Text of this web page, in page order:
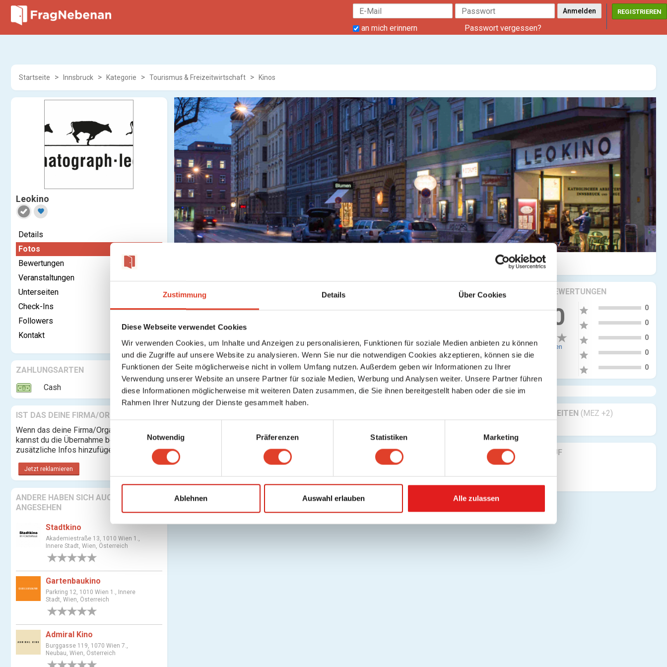
Zustimmung Details Über Cookies
Diese Webseite verwendet Cookies
Wir verwenden Cookies, um Inhalte und Anzeigen zu personalisieren, Funktionen für soziale Medien anbieten zu können
und die Zugriffe auf unsere Website zu analysieren. Wenn Sie nur die notwendigen Cookies akzeptieren, können sie die
Funktionen der Seite möglicherweise nicht in vollem Umfang nutzen. Außerdem geben wir Informationen zu Ihrer
Verwendung unserer Website an unsere Partner für soziale Medien, Werbung und Analysen weiter. Unsere Partner führen
diese Informationen möglicherweise mit weiteren Daten zusammen, die Sie ihnen bereitgestellt haben oder die sie im
Rahmen Ihrer Nutzung der Dienste gesammelt haben.
n
l
g
n
u
l
Notwendig Präferenzen Statistiken Marketing
Ablehnen Auswahl erlauben Alle zulassen
an mich erinnern Passwort vergessen?
REGISTRIEREN
Startseite Innsbruck Kategorie Tourismus & Freizeitwirtschaft Kinos
Leokino
favorite
Details
Fotos
Bewertungen
Veranstaltungen
Unterseiten
Check-Ins
Followers
Kontakt
ZAHLUNGSARTEN
Cash
IST DAS DEINE FIRMA/ORGANISATION?
Wenn das deine Firma/Organisation ist,
kannst du die Übernahme beantragen und
zusätzliche Infos hinzufügen.
Jetzt reklamieren
ANDERE HABEN SICH AUCH
ANGESEHEN
Stadtkino
Akademiestraße 13, 1010 Wien 1.,
Innere Stadt, Wien, Österreich
Gartenbaukino
Parkring 12, 1010 Wien 1., Innere
Stadt, Wien, Österreich
Admiral Kino
Burggasse 119, 1070 Wien 7.,
Neubau, Wien, Österreich
KRITIKEN & BEWERTUNGEN
0.00
0 Bewertungen
star 0
star 0
star 0
star 0
star 0
GESCHÄFTSZEITEN (MEZ +2)
FINDE UNS AUF
Fotos